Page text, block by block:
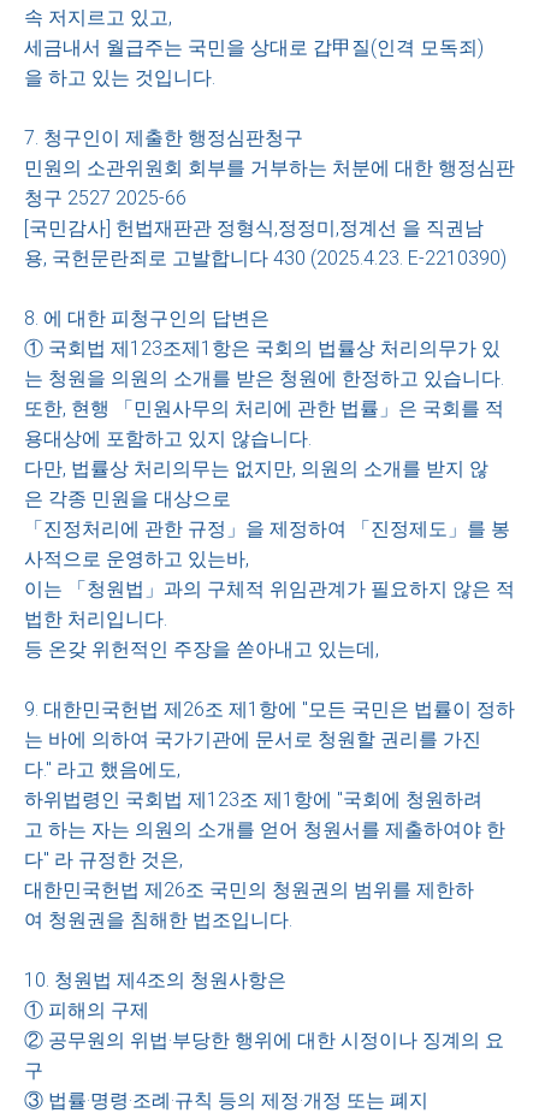
속 저지르고 있고,
세금내서 월급주는 국민을 상대로 갑甲질(인격 모독죄)
을 하고 있는 것입니다.
7. 청구인이 제출한 행정심판청구
민원의 소관위원회 회부를 거부하는 처분에 대한 행정심판
청구 2527 2025-66
[국민감사] 헌법재판관 정형식,정정미,정계선 을 직권남
용, 국헌문란죄로 고발합니다 430 (2025.4.23. E-2210390)
8. 에 대한 피청구인의 답변은
① 국회법 제123조제1항은 국회의 법률상 처리의무가 있
는 청원을 의원의 소개를 받은 청원에 한정하고 있습니다.
또한, 현행 「민원사무의 처리에 관한 법률」은 국회를 적
용대상에 포함하고 있지 않습니다.
다만, 법률상 처리의무는 없지만, 의원의 소개를 받지 않
은 각종 민원을 대상으로
「진정처리에 관한 규정」을 제정하여 「진정제도」를 봉
사적으로 운영하고 있는바,
이는 「청원법」과의 구체적 위임관계가 필요하지 않은 적
법한 처리입니다.
등 온갖 위헌적인 주장을 쏟아내고 있는데,
9. 대한민국헌법 제26조 제1항에 "모든 국민은 법률이 정하
는 바에 의하여 국가기관에 문서로 청원할 권리를 가진
다." 라고 했음에도,
하위법령인 국회법 제123조 제1항에 "국회에 청원하려
고 하는 자는 의원의 소개를 얻어 청원서를 제출하여야 한
다" 라 규정한 것은,
대한민국헌법 제26조 국민의 청원권의 범위를 제한하
여 청원권을 침해한 법조입니다.
10. 청원법 제4조의 청원사항은
① 피해의 구제
② 공무원의 위법·부당한 행위에 대한 시정이나 징계의 요
구
③ 법률·명령·조례·규칙 등의 제정·개정 또는 폐지